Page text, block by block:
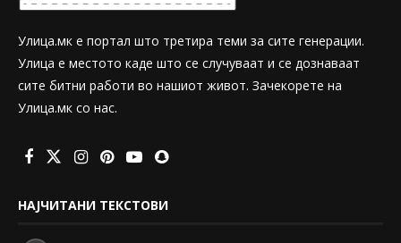
Улица.мк е портал што третира теми за сите генерации.
Улица е местото каде што се случуваат и се дознаваат
сите битни работи во нашиот живот. Зачекорете на
Улица.мк со нас.
НАЈЧИТАНИ ТЕКСТОВИ